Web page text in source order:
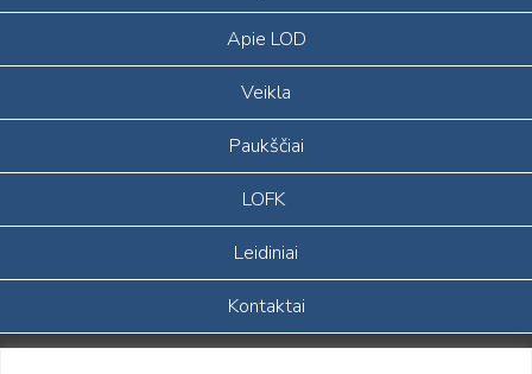
Apie LOD
Veikla
Paukščiai
LOFK
Leidiniai
Kontaktai